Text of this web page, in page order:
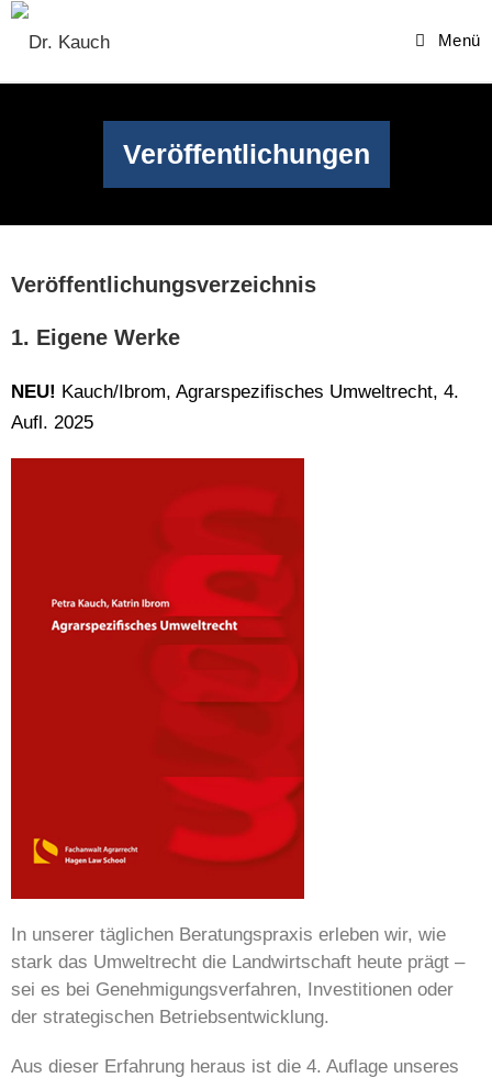
Menü
Veröffentlichungen
Veröffentlichungsverzeichnis
1. Eigene Werke
NEU! Kauch/Ibrom, Agrarspezifisches Umweltrecht, 4.
Aufl. 2025
In unserer täglichen Beratungspraxis erleben wir, wie
stark das Umweltrecht die Landwirtschaft heute prägt –
sei es bei Genehmigungsverfahren, Investitionen oder
der strategischen Betriebsentwicklung.
Aus dieser Erfahrung heraus ist die 4. Auflage unseres